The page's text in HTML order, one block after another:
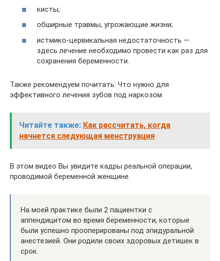
кисты;
обширные травмы, угрожающие жизни;
истмико-цервикальная недостаточность —
здесь лечение необходимо провести как раз для
сохранения беременности.
Также рекомендуем почитать: Что нужно для
эффективного лечения зубов под наркозом
Читайте также: Как рассчитать, когда
начнется следующая менструация
В этом видео Вы увидите кадры реальной операции,
проводимой беременной женщине.
На моей практике были 2 пациентки с
аппендицитом во время беременности, которые
были успешно прооперированы под эпидуральной
анестезией. Они родили своих здоровых детишек в
срок.